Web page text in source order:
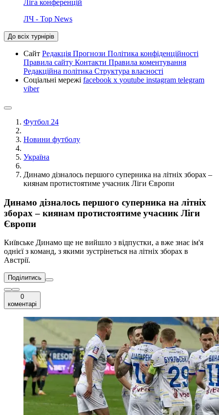
Ліга конференцій
ЛЧ - Top News
До всіх турнірів
Сайт Редакція Прогнози Політика конфіденційності
Правила сайту Контакти Правила коментування
Редакційна політика Структура власності
Соціальні мережі facebook x youtube instagram telegram
viber
Футбол 24
Новини футболу
Україна
Динамо дізналось першого суперника на літніх зборах –
киянам протистоятиме учасник Ліги Європи
Динамо дізналось першого суперника на літніх
зборах – киянам протистоятиме учасник Ліги
Європи
Київське Динамо ще не вийшло з відпустки, а вже знає ім'я
однієї з команд, з якими зустрінеться на літніх зборах в
Австрії.
Поділитись
0
коментарі